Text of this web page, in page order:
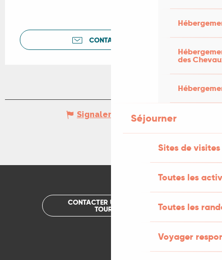
des
Séjourner
Sites de visites
Toutes les
Toutes les
Voyager
CONTACTEZ-NOUS
Signaler une erreur
CONTACTER UN OFFICE DE
TOURISME